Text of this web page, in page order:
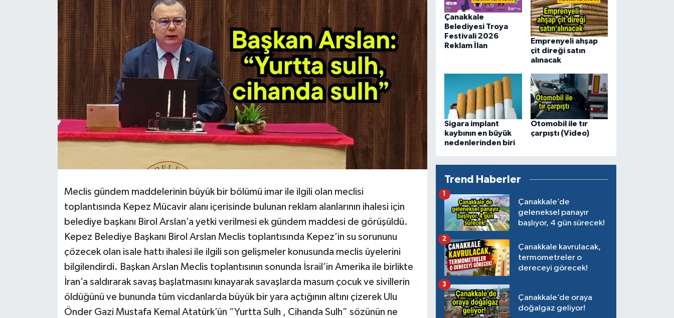
Meclis gündem maddelerinin büyük bir bölümü imar ile ilgili olan meclisi
toplantısında Kepez Mücavir alanı içerisinde bulunan reklam alanlarının ihalesi için
belediye başkanı Birol Arslan’a yetki verilmesi ek gündem maddesi de görüşüldü.
Kepez Belediye Başkanı Birol Arslan Meclis toplantısında Kepez’in su sorununu
çözecek olan isale hattı ihalesi ile ilgili son gelişmeler konusunda meclis üyelerini
bilgilendirdi. Başkan Arslan Meclis toplantısının sonunda İsrail’in Amerika ile birlikte
İran’a saldırarak savaş başlatmasını kınayarak savaşlarda masum çocuk ve sivillerin
öldüğünü ve bununda tüm vicdanlarda büyük bir yara açtığının altını çizerek Ulu
Önder Gazi Mustafa Kemal Atatürk’ün “Yurtta Sulh , Cihanda Sulh” sözünün ne
Çanakkale
Belediyesi Troya
Festivali 2026
Reklam İlan
Emprenyeli ahşap
çit direği satın
alınacak
Sigara implant
kaybının en büyük
nedenlerinden biri
Otomobil ile tır
çarpıştı (Video)
Trend Haberler
Çanakkale’de
geleneksel panayır
başlıyor, 4 gün sürecek!
1
Çanakkale kavrulacak,
termometreler o
dereceyi görecek!
2
Çanakkale’de oraya
doğalgaz geliyor!
3